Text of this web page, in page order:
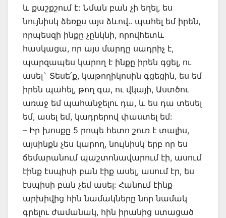
և քաշքշում է: Նման բան չի եղել, ես
նույնիսկ ձեռքս այս ձևով.. պահել եմ իրեն,
որպեսզի ինքը չընկնի, որովհետև
հասկացա, որ այս մարդը սադրիչ է,
պարզապես կարող է ինքը իրեն գցել, ու
ասել` Տեսե՛ք, կաթողիկոսին գցեցին, ես եմ
իրեն պահել, թող գա, ու վկայի, Աստծու
առաջ եմ պահանջելու դա, և ես դա տեսել
եմ, ասել եմ, կադրերով փաստել եմ:
– Իր խոսքը 5 րոպե հետո շուռ է տալիս,
այսինքն չես կարող, նույնիսկ երբ որ ես
ճեմարանում պաշտոնավարում էի, ասում
էինք էսպիսի բան էիք ասել, ասում էր, ես
էսպիսի բան չեմ ասել: Հանում էինք
արխիվից հին նամակները նոր նամակ
գրելու ժամանակ, հին իրանից ստացած